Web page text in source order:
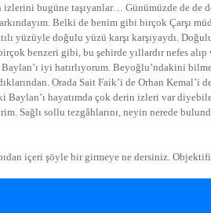
bugüne taşıyanlar… Günümüzde de de
Belki de benim gibi birçok Çarşı
yüzüyle doğulu yüzü karşı karşıyaydı.
benzeri gibi, bu şehirde yıllardır nefes
iyi hatırlıyorum. Beyoğlu’ndakini
Orada Sait Faik’i de Orhan Kemal’i
Baylan’ı hayatımda çok derin izleri var
Sağlı sollu tezgâhlarını, neyin nerede
içeri şöyle bir girmeye ne dersiniz.
Haftanın Sinevizyonu